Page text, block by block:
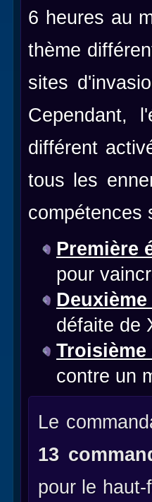
6 heures au
thème
sites
Cependant,
différent
tous les
compétences
Première
pour
Deuxième
défaite de
Troisième
contre un
Le
13
pour le